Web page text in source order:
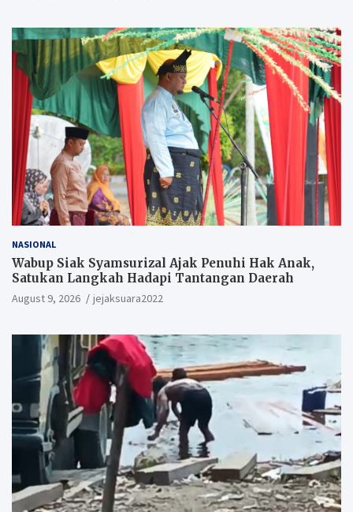
NASIONAL
Wabup Siak Syamsurizal Ajak Penuhi Hak Anak,
Satukan Langkah Hadapi Tantangan Daerah
August 9, 2026 jejaksuara2022